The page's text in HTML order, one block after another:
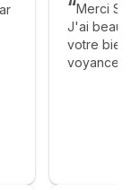
Merci
J'ai
votre
voyance.